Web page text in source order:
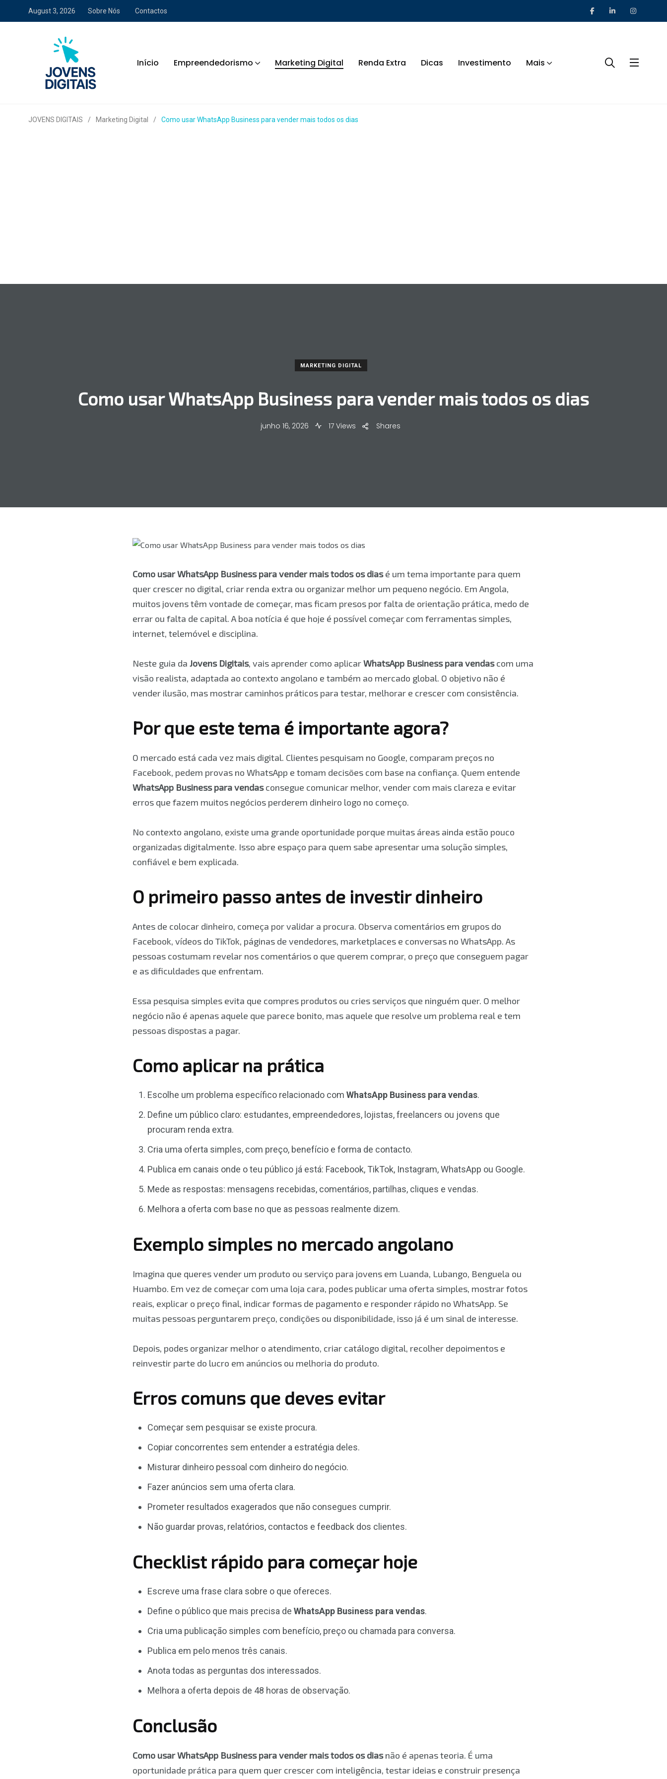
August 3, 2026 Sobre Nós Contactos
Início Empreendedorismo Marketing Digital Renda Extra Dicas Investimento Mais
JOVENS DIGITAIS / Marketing Digital / Como usar WhatsApp Business para vender mais todos os dias
MARKETING DIGITAL
Como usar WhatsApp Business para vender mais todos os dias
junho 16, 2026 17 Views Shares
Como usar WhatsApp Business para vender mais todos os diasé um tema importante para quem
quer crescer no digital, criar renda extra ou organizar melhor um pequeno negócio. Em Angola,
muitos jovens têm vontade de começar, mas ficam presos por falta de orientação prática, medo de
errar ou falta de capital. A boa notícia é que hoje é possível começar com ferramentas simples,
internet, telemóvel e disciplina.
Neste guia da Jovens Digitais, vais aprender como aplicarWhatsApp Business para vendascom uma
visão realista, adaptada ao contexto angolano e também ao mercado global. O objetivo não é
vender ilusão, mas mostrar caminhos práticos para testar, melhorar e crescer com consistência.
Por que este tema é importante agora?
O mercado está cada vez mais digital. Clientes pesquisam no Google, comparam preços no
Facebook, pedem provas no WhatsApp e tomam decisões com base na confiança. Quem entende
WhatsApp Business para vendasconsegue comunicar melhor, vender com mais clareza e evitar
erros que fazem muitos negócios perderem dinheiro logo no começo.
No contexto angolano, existe uma grande oportunidade porque muitas áreas ainda estão pouco
organizadas digitalmente. Isso abre espaço para quem sabe apresentar uma solução simples,
confiável e bem explicada.
O primeiro passo antes de investir dinheiro
Antes de colocar dinheiro, começa por validar a procura. Observa comentários em grupos do
Facebook, vídeos do TikTok, páginas de vendedores, marketplaces e conversas no WhatsApp. As
pessoas costumam revelar nos comentários o que querem comprar, o preço que conseguem pagar
e as dificuldades que enfrentam.
Essa pesquisa simples evita que compres produtos ou cries serviços que ninguém quer. O melhor
negócio não é apenas aquele que parece bonito, mas aquele que resolve um problema real e tem
pessoas dispostas a pagar.
Como aplicar na prática
Escolhe um problema específico relacionado com WhatsApp Business para vendas.
Define um público claro: estudantes, empreendedores, lojistas, freelancers ou jovens que
procuram renda extra.
Cria uma oferta simples, com preço, benefício e forma de contacto.
Publica em canais onde o teu público já está: Facebook, TikTok, Instagram, WhatsApp ou Google.
Mede as respostas: mensagens recebidas, comentários, partilhas, cliques e vendas.
Melhora a oferta com base no que as pessoas realmente dizem.
Exemplo simples no mercado angolano
Imagina que queres vender um produto ou serviço para jovens em Luanda, Lubango, Benguela ou
Huambo. Em vez de começar com uma loja cara, podes publicar uma oferta simples, mostrar fotos
reais, explicar o preço final, indicar formas de pagamento e responder rápido no WhatsApp. Se
muitas pessoas perguntarem preço, condições ou disponibilidade, isso já é um sinal de interesse.
Depois, podes organizar melhor o atendimento, criar catálogo digital, recolher depoimentos e
reinvestir parte do lucro em anúncios ou melhoria do produto.
Erros comuns que deves evitar
Começar sem pesquisar se existe procura.
Copiar concorrentes sem entender a estratégia deles.
Misturar dinheiro pessoal com dinheiro do negócio.
Fazer anúncios sem uma oferta clara.
Prometer resultados exagerados que não consegues cumprir.
Não guardar provas, relatórios, contactos e feedback dos clientes.
Checklist rápido para começar hoje
Escreve uma frase clara sobre o que ofereces.
Define o público que mais precisa de WhatsApp Business para vendas.
Cria uma publicação simples com benefício, preço ou chamada para conversa.
Publica em pelo menos três canais.
Anota todas as perguntas dos interessados.
Melhora a oferta depois de 48 horas de observação.
Conclusão
Como usar WhatsApp Business para vender mais todos os diasnão é apenas teoria. É uma
oportunidade prática para quem quer crescer com inteligência, testar ideias e construir presença